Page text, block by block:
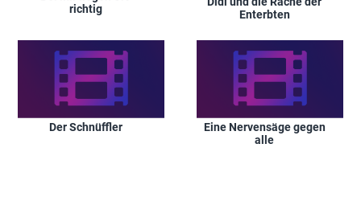
richtig
Enterbten
Der Schnüffler
Eine Nervensäge gegen
alle